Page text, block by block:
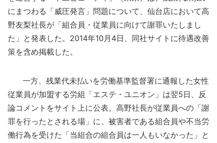
にまつわる「威圧発言」問題について、仙台店において高
野友梨社長が「組合員・従業員に向けて謝罪いたしまし
た」と発表した。2014年10月4日、同社サイトに待遇改善
策を含め掲載した。
一方、残業代未払いを労働基準監督署に通報した女性
従業員が加盟する労組「エステ・ユニオン」は翌5日、反
論コメントをサイト上に公表。高野社長が従業員への「謝
罪を行ったとされる場」に、被害者である組合員や不当労
働行為を受けた「当組合の組合員は一人もいなかった」と